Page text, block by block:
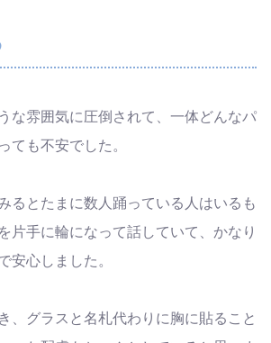
な雰囲気に圧倒されて、一体どんなパ
ても不安でした。
るとたまに数人踊っている人はいるも
片手に輪になって話していて、かなり
安心しました。
、グラスと名札代わりに胸に貼ること